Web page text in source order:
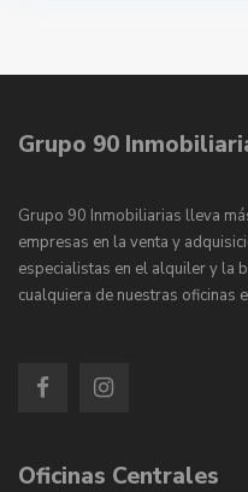
Grupo 90
Grupo 90 Inmobiliarias lleva
empresas en la venta y
especialistas en el alquiler y la
cualquiera de nuestras oficinas
Oficinas Centrales